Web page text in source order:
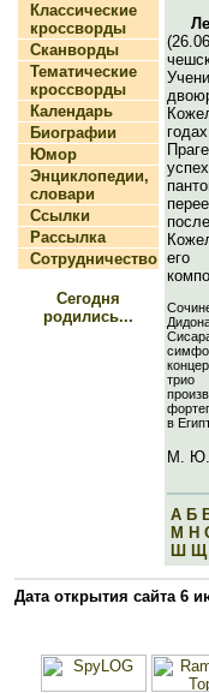
Классические
кроссворды
Сканворды
Тематические
кроссворды
Календарь
Биографии
Юмор
Энциклопедии,
словари
Ссылки
Рассылка
Сотрудничество
Сегодня
родились...
его
трио
в
М. Ю.
А Б
М Н
Ш Щ
Дата открытия сайта 6